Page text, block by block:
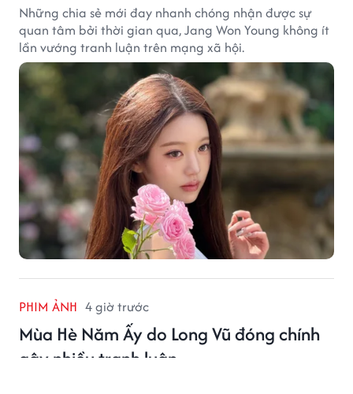
Những chia sẻ mới đay nhanh chóng nhận được sự
quan tâm bởi thời gian qua, Jang Won Young không ít
lần vướng tranh luận trên mạng xã hội.
PHIM ẢNH 4 giờ trước
Mùa Hè Năm Ấy do Long Vũ đóng chính
gây nhiều tranh luận